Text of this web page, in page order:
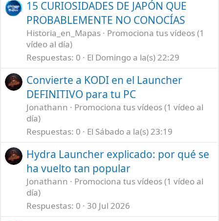
15 CURIOSIDADES DE JAPÓN QUE
PROBABLEMENTE NO CONOCÍAS
Historia_en_Mapas
Promociona tus vídeos (1
vídeo al día)
Respuestas 0 El Domingo a la(s) 22:29
Convierte a KODI en el Launcher
DEFINITIVO para tu PC
Jonathann
Promociona tus vídeos (1 vídeo al
día)
Respuestas 0 El Sábado a la(s) 23:19
Hydra Launcher explicado: por qué se
ha vuelto tan popular
Jonathann
Promociona tus vídeos (1 vídeo al
día)
Respuestas 0 30 Jul 2026